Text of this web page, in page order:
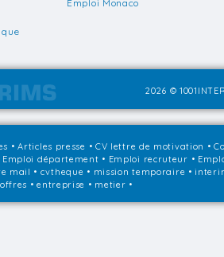
Emploi Monaco
2026 ©
•Articles presse • CV lettre de motivation •
Emploi département • Emploi recruteur •
mail • cvtheque • mission temporaire •
• entreprise • metier •